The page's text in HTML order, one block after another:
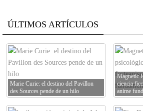
ÚLTIMOS ARTÍCULOS
Marie Curie: el destino del Pavillon
des Sources pende de un hilo
Magnetic
ciencia
anime